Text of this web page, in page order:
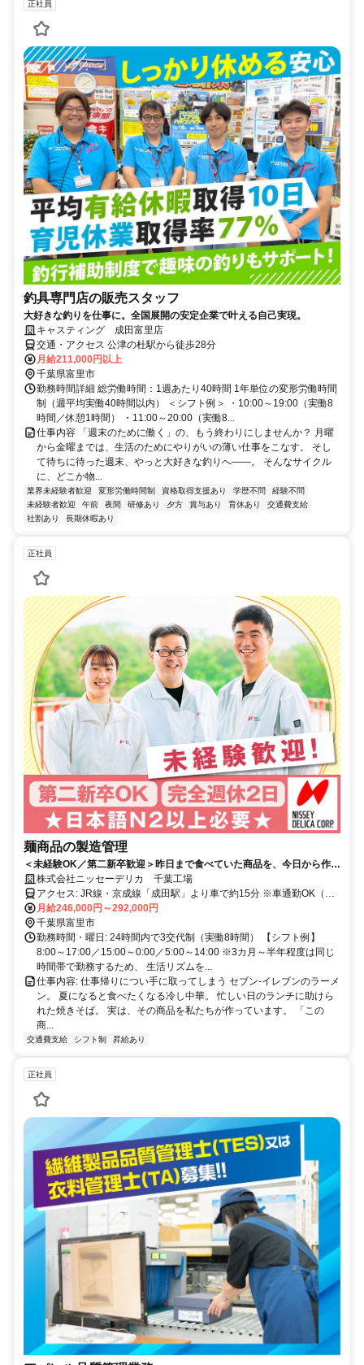
正社員
釣具専門店の販売スタッフ
大好きな釣りを仕事に。全国展開の安定企業で叶える自己実現。
キャスティング 成田富里店
交通・アクセス 公津の杜駅から徒歩28分
月給211,000円以上
千葉県富里市
勤務時間詳細 総労働時間：1週あたり40時間 1年単位の変形労働時間
制（週平均実働40時間以内） ＜シフト例＞ ・10:00～19:00（実働8
時間／休憩1時間） ・11:00～20:00（実働8...
仕事内容 「週末のために働く」の、もう終わりにしませんか？ 月曜
から金曜までは、生活のためにやりがいの薄い仕事をこなす。 そし
て待ちに待った週末、やっと大好きな釣りへ——。 そんなサイクル
に、どこか物...
業界未経験者歓迎 変形労働時間制 資格取得支援あり 学歴不問
経験不問
未経験者歓迎
午前 夜間 研修あり 夕方 賞与あり 育休あり
交通費支給
社割あり
長期休暇あり
正社員
麺商品の製造管理
＜未経験OK／第二新卒歓迎＞昨日まで食べていた商品を、今日から作る
側へ。セブン-イレブンのうどんやラーメンを作る食品会社◎
株式会社ニッセーデリカ 千葉工場
アクセス: JR線・京成線「成田駅」より車で約15分 ※車通勤OK（駐
車場使用可、ガソリン代支給／規定有）
月給246,000円～292,000円
千葉県富里市
勤務時間・曜日: 24時間内で3交代制（実働8時間） 【シフト例】
8:00～17:00／15:00～0:00／5:00～14:00 ※3カ月～半年程度は同じ
時間帯で勤務するため、 生活リズムを...
仕事内容: 仕事帰りについ手に取ってしまう セブン-イレブンのラーメ
ン。 夏になると食べたくなる冷し中華。 忙しい日のランチに助けら
れた焼きそば。 実は、その商品を私たちが作っています。 「この
商...
交通費支給 シフト制 昇給あり
正社員